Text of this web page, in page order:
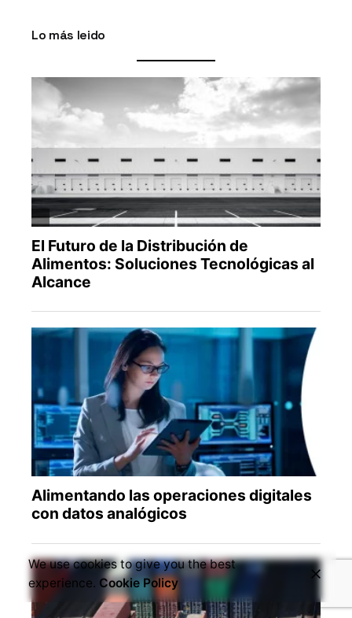
Lo más leido
We use cookies to give you the best
experience. Cookie Policy